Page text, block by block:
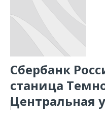
Сбербанк
станица
Центральная